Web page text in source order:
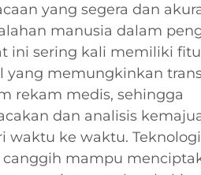
yang segera dan
manusia dalam
ini sering kali memiliki
yang memungkinkan
rekam medis, sehingga
dan analisis
waktu ke waktu. Teknologi
mampu